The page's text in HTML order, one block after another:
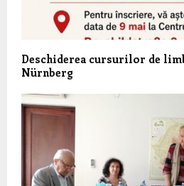
Deschiderea cursurilor de
Nürnberg